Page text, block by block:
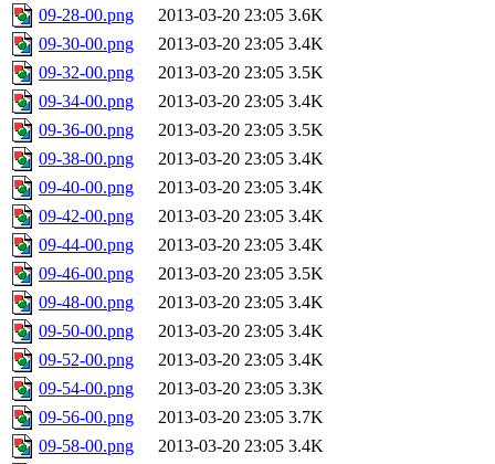
09-28-00.png
2013-03-20 23:05 3.6K
09-30-00.png
2013-03-20 23:05 3.4K
09-32-00.png
2013-03-20 23:05 3.5K
09-34-00.png
2013-03-20 23:05 3.4K
09-36-00.png
2013-03-20 23:05 3.5K
09-38-00.png
2013-03-20 23:05 3.4K
09-40-00.png
2013-03-20 23:05 3.4K
09-42-00.png
2013-03-20 23:05 3.4K
09-44-00.png
2013-03-20 23:05 3.4K
09-46-00.png
2013-03-20 23:05 3.5K
09-48-00.png
2013-03-20 23:05 3.4K
09-50-00.png
2013-03-20 23:05 3.4K
09-52-00.png
2013-03-20 23:05 3.4K
09-54-00.png
2013-03-20 23:05 3.3K
09-56-00.png
2013-03-20 23:05 3.7K
09-58-00.png
2013-03-20 23:05 3.4K